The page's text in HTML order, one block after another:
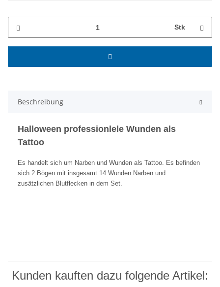
Stk
Beschreibung
Halloween professionlele Wunden als
Tattoo
Es handelt sich um Narben und Wunden als Tattoo. Es befinden
sich 2 Bögen mit insgesamt 14 Wunden Narben und
zusätzlichen Blutflecken in dem Set.
Kunden kauften dazu folgende Artikel: